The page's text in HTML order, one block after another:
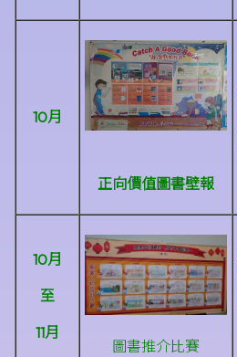
10月
正向價值圖書壁報
10月
至
11月
圖書推介比賽